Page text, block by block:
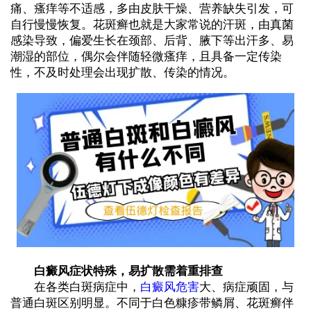
痛、瘙痒等不适感，多由皮肤干燥、营养缺失引发，可
自行慢慢恢复。花斑癣也就是大家常说的汗斑，由真菌
感染导致，偏爱生长在颈部、后背、腋下等出汗多、易
潮湿的部位，偶尔会伴随轻微瘙痒，且具备一定传染
性，不及时处理会出现扩散、传染的情况。
白癜风症状特殊，易扩散需着重排查
在各类白斑病症中， 白癜风危害大、病症顽固，与
普通白斑区别明显。不同于白色糠疹带鳞屑、花斑癣伴